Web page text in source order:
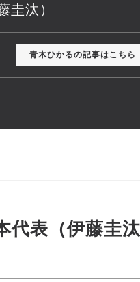
圭汰）
青木ひかるの記事はこちら
代表（伊藤圭